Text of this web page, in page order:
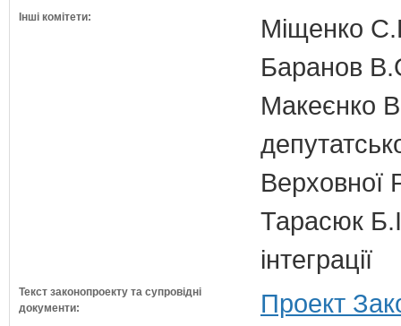
Інші комітети:
Міщенко
Баранов
Макеєнко
Верховної
Тарасюк
інтеграції
Текст законопроекту та супровідні
документи:
Проект